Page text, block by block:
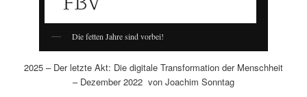
Die fetten Jahre sind vorbei!
2025 – Der letzte Akt: Die digitale Transformation der Menschheit
– Dezember 2022 von Joachim Sonntag